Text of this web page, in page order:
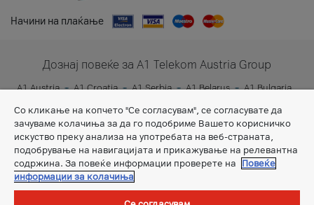
Начини на плаќање
Дознај повеќе за A1 Telekom Austria Group
A1 Austria A1 Croatia A1 Serbia A1 Belarus
A1 Bulgaria
Со кликање на копчето "Се согласувам", се согласувате да
зачуваме колачиња за да го подобриме Вашето корисничко
искуство преку анализа на употребата на веб-страната,
подобрување на навигацијата и прикажување на релевантна
содржина. За повеќе информации проверете на
Повеќе
информации за колачиња